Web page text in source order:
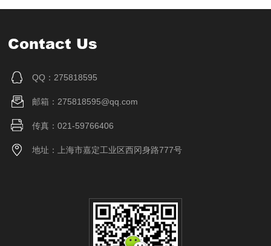
Contact Us
QQ：275818595
邮箱：275818595@qq.com
传真：021-59766406
地址：上海市嘉定工业区西冈身路777号